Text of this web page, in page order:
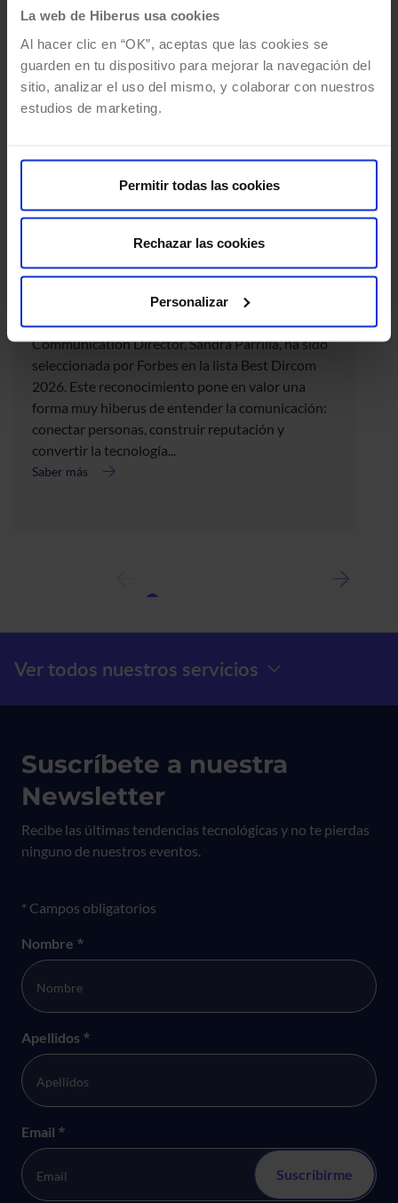
La web de Hiberus usa cookies
Al hacer clic en “OK”, aceptas que las cookies se
guarden en tu dispositivo para mejorar la navegación del
sitio, analizar el uso del mismo, y colaborar con nuestros
estudios de marketing.
Permitir todas las cookies
Personalizar
Rechazar las cookies
Forbes selecciona a Sandra
Detrás de las marcas que dejan huella, siempre
conectar con su entorno y construir relaciones de
confianza. Por eso, en hiberus estamos muy
orgullosos de celebrar que nuestra Global
Communication Director, Sandra Parrilla, ha sido
seleccionada por Forbes en la lista Best Dircom
2026. Este reconocimiento pone en valor una
forma muy hiberus de entender la comunicación:
conectar personas, construir reputación y
convertir la tecnología...
Saber más
acerca
Best
Menú Prefooter
Ver todos nuestros servicios
Suscríbete a nuestra
Newsletter
Recibe las últimas tendencias tecnológicas y no te pierdas
ninguno de nuestros eventos.
Formulario newsletter
* Campos obligatorios
Nombre *
Apellidos *
Email *